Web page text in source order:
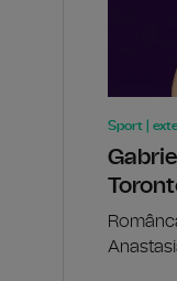
Sport |